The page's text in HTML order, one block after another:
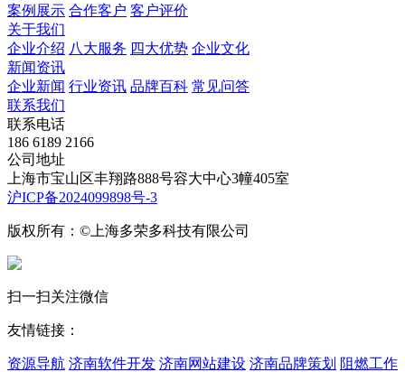
案例展示 合作客户 客户评价
关于我们
企业介绍 八大服务 四大优势 企业文化
新闻资讯
企业新闻 行业资讯 品牌百科 常见问答
联系我们
联系电话
186 6189 2166
公司地址
上海市宝山区丰翔路888号容大中心3幢405室
沪ICP备2024099898号-3
版权所有：©上海多荣多科技有限公司
扫一扫关注微信
友情链接：
资源导航 济南软件开发 济南网站建设 济南品牌策划 阻燃工作